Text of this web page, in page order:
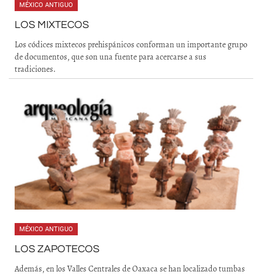
MÉXICO ANTIGUO
LOS MIXTECOS
Los códices mixtecos prehispánicos conforman un importante grupo
de documentos, que son una fuente para acercarse a sus
tradiciones.
MÉXICO ANTIGUO
LOS ZAPOTECOS
Además, en los Valles Centrales de Oaxaca se han localizado tumbas